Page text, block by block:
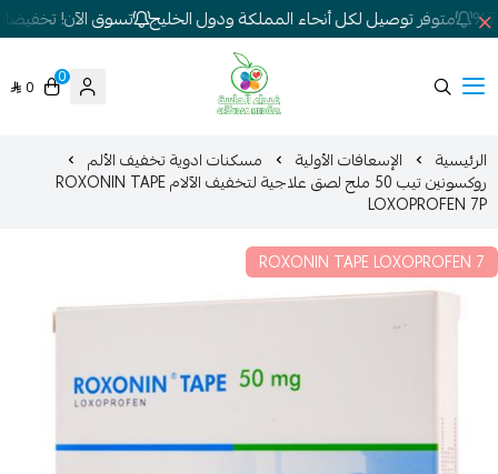
متوفر توصيل لكل أنحاء المملكة ودول الخليج تسوق الآن! تخفيضات
شركة غيداء المتطورة الطبية
0
0
الرئيسية الإسعافات الأولية مسكنات ادوية تخفيف الألم
روكسونين تيب 50 ملج لصق علاجية لتخفيف الآلام ROXONIN TAPE
LOXOPROFEN 7P
ROXONIN TAPE LOXOPROFEN 7